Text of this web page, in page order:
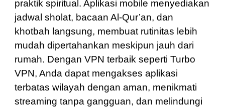
praktik spiritual. Aplikasi mobile menyediakan
jadwal sholat, bacaan Al-Qur’an, dan
khotbah langsung, membuat rutinitas lebih
mudah dipertahankan meskipun jauh dari
rumah. Dengan VPN terbaik seperti Turbo
VPN, Anda dapat mengakses aplikasi
terbatas wilayah dengan aman, menikmati
streaming tanpa gangguan, dan melindungi